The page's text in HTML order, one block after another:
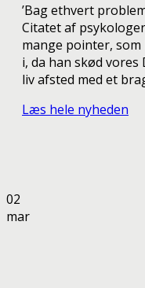
’Bag ethvert
Citatet af
mange pointer,
i, da han skød
liv afsted med et
Læs hele nyheden
02
mar